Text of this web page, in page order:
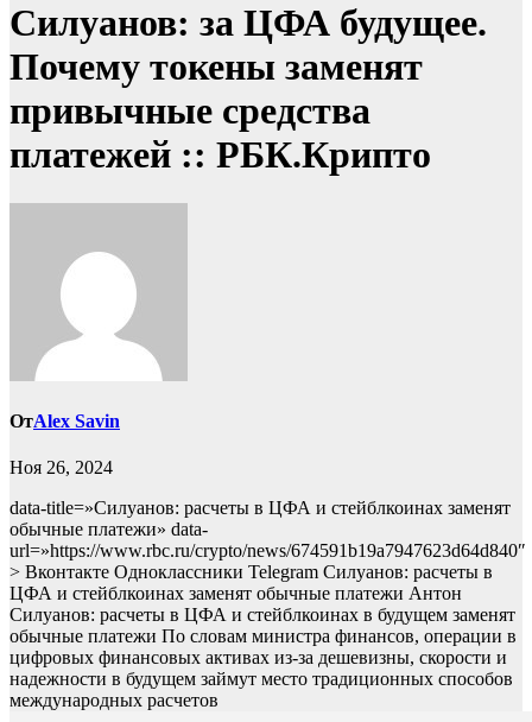
Силуанов: за ЦФА будущее.
Почему токены заменят
привычные средства
платежей :: РБК.Крипто
ОтAlex Savin
Ноя 26, 2024
data-title=»Силуанов: расчеты в ЦФА и стейблкоинах заменят
обычные платежи» data-
url=»https://www.rbc.ru/crypto/news/674591b19a7947623d64d840″
> Вконтакте Одноклассники Telegram Силуанов: расчеты в
ЦФА и стейблкоинах заменят обычные платежи Антон
Силуанов: расчеты в ЦФА и стейблкоинах в будущем заменят
обычные платежи По словам министра финансов, операции в
цифровых финансовых активах из-за дешевизны, скорости и
надежности в будущем займут место традиционных способов
международных расчетов